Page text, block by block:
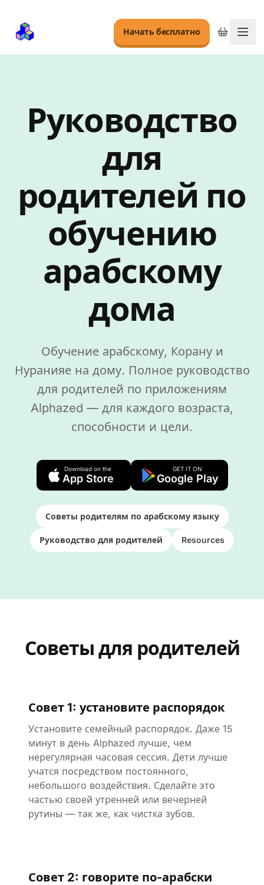
Начать бесплатно
Руководство
для
родителей по
обучению
арабскому
дома
Обучение арабскому, Корану и
Нуранияе на дому. Полное руководство
для родителей по приложениям
Alphazed — для каждого возраста,
способности и цели.
Download on the
App Store
GET IT ON
Google Play
Советы родителям по арабскому языку
Руководство для родителей Resources
Советы для родителей
Совет 1: установите распорядок
Установите семейный распорядок. Даже 15
минут в день Alphazed лучше, чем
нерегулярная часовая сессия. Дети лучше
учатся посредством постоянного,
небольшого воздействия. Сделайте это
частью своей утренней или вечерней
рутины — так же, как чистка зубов.
Совет 2: говорите по-арабски